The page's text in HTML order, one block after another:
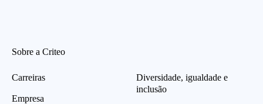
Sobre a Criteo
Carreiras
Empresa
Diversidade, igualdade e
inclusão